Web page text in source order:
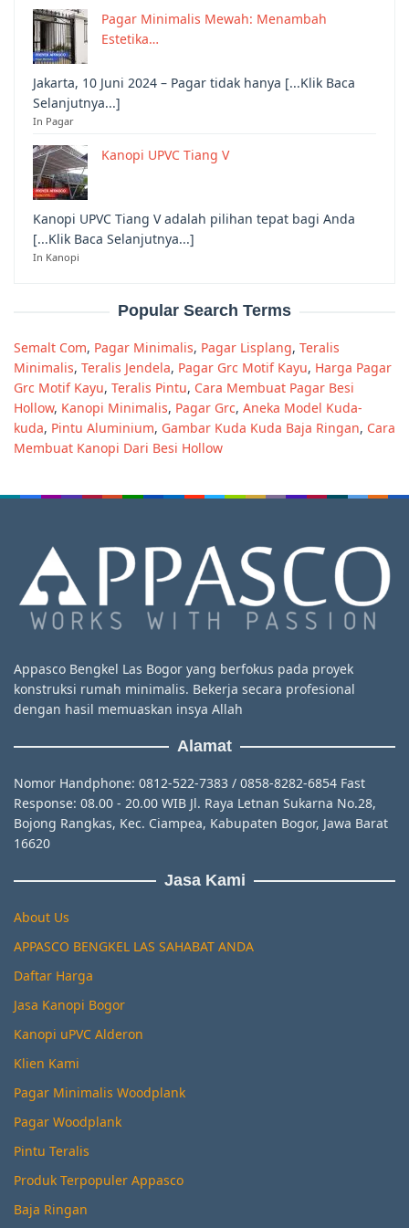
Pagar Minimalis Mewah: Menambah
Estetika…
Jakarta, 10 Juni 2024 – Pagar tidak hanya [...Klik Baca
Selanjutnya...]
In Pagar
Kanopi UPVC Tiang V
Kanopi UPVC Tiang V adalah pilihan tepat bagi Anda
[...Klik Baca Selanjutnya...]
In Kanopi
Popular Search Terms
Semalt Com, Pagar Minimalis, Pagar Lisplang, Teralis
Minimalis, Teralis Jendela, Pagar Grc Motif Kayu, Harga Pagar
Grc Motif Kayu, Teralis Pintu, Cara Membuat Pagar Besi
Hollow, Kanopi Minimalis, Pagar Grc, Aneka Model Kuda-
kuda, Pintu Aluminium, Gambar Kuda Kuda Baja Ringan, Cara
Membuat Kanopi Dari Besi Hollow
Appasco Bengkel Las Bogor yang berfokus pada proyek
konstruksi rumah minimalis. Bekerja secara profesional
dengan hasil memuaskan insya Allah
Alamat
Nomor Handphone: 0812-522-7383 / 0858-8282-6854 Fast
Response: 08.00 - 20.00 WIB Jl. Raya Letnan Sukarna No.28,
Bojong Rangkas, Kec. Ciampea, Kabupaten Bogor, Jawa Barat
16620
Jasa Kami
About Us
APPASCO BENGKEL LAS SAHABAT ANDA
Daftar Harga
Jasa Kanopi Bogor
Kanopi uPVC Alderon
Klien Kami
Pagar Minimalis Woodplank
Pagar Woodplank
Pintu Teralis
Produk Terpopuler Appasco
Baja Ringan